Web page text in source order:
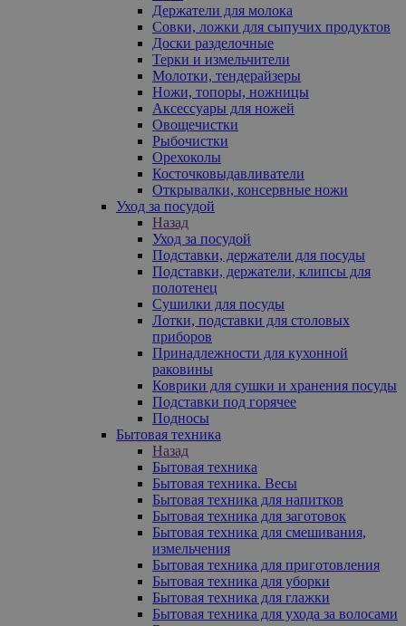
Держатели для молока
Совки, ложки для сыпучих продуктов
Доски разделочные
Терки и измельчители
Молотки, тендерайзеры
Ножи, топоры, ножницы
Аксессуары для ножей
Овощечистки
Рыбочистки
Орехоколы
Косточковыдавливатели
Открывалки, консервные ножи
Уход за посудой
Назад
Уход за посудой
Подставки, держатели для посуды
Подставки, держатели, клипсы для
полотенец
Сушилки для посуды
Лотки, подставки для столовых
приборов
Принадлежности для кухонной
раковины
Коврики для сушки и хранения посуды
Подставки под горячее
Подносы
Бытовая техника
Назад
Бытовая техника
Бытовая техника. Весы
Бытовая техника для напитков
Бытовая техника для заготовок
Бытовая техника для смешивания,
измельчения
Бытовая техника для приготовления
Бытовая техника для уборки
Бытовая техника для глажки
Бытовая техника для ухода за волосами